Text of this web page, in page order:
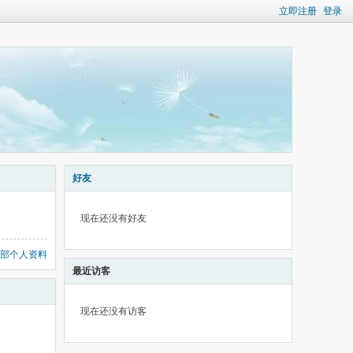
立即注册 登录
个人资料
好友
现在还没有好友
最近访客
现在还没有访客